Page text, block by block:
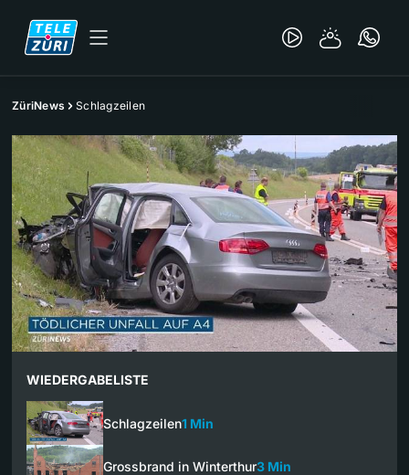
ZüriNews Schlagzeilen
WIEDERGABELISTE
Schlagzeilen1 Min
Grossbrand in Winterthur3 Min